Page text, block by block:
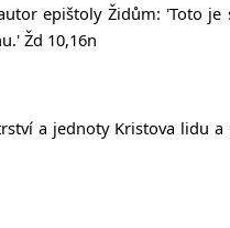
epištoly Židům: 'Toto
Žd 10,16n
a jednoty Kristova lidu